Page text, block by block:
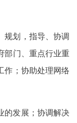
规划，指导、协调
部门、重点行业重
作；协助处理网络
的发展；协调解决